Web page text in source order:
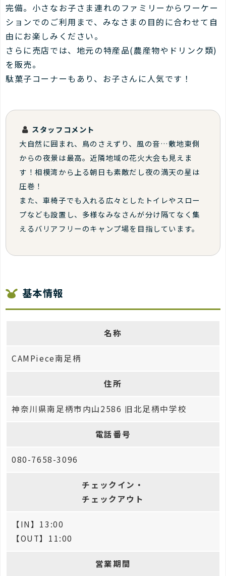
完備。小さなお子さま連れのファミリーからワーケー
ションでのご利用まで、みなさまの目的に合わせて自
由にお楽しみください。
さらに売店では、地元の特産品(農産物やドリンク類)
を販売。
駄菓子コーナーもあり、お子さんに人気です！
スタッフコメント
大自然に囲まれ、鳥のさえずり、風の音…敷地東側
からの夜景は最高。近隣地域の花火大会も見えま
す！相模湾から上る朝日も素敵だし夜の満天の星は
圧巻！
また、車椅子でも入れる広々としたトイレやスロー
プなども設置し、多様なみなさんが分け隔てなく集
えるバリアフリーのキャンプ場を目指しています。
基本情報
名称
CAMPiece南足柄
住所
神奈川県南足柄市内山2586 旧北足柄中学校
電話番号
080-7658-3096
チェックイン・
チェックアウト
【IN】13:00
【OUT】11:00
営業期間